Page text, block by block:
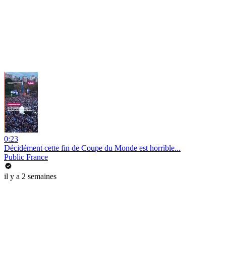
0:23
Décidément cette fin de Coupe du Monde est horrible...
Public France
il y a 2 semaines